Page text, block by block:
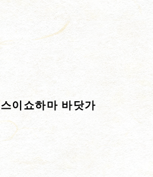
스이쇼하마 바닷가